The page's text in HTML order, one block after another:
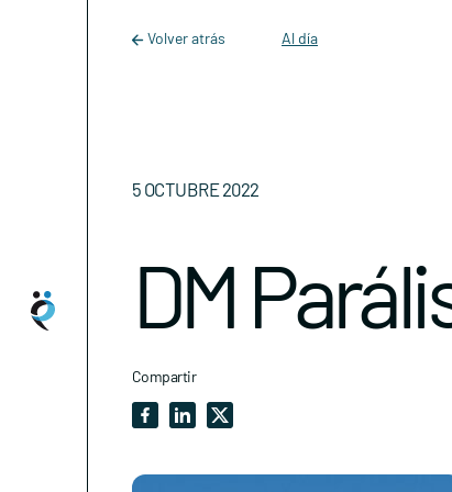
Main Navigation
Volver atrás Al día
5 OCTUBRE 2022
DM
Compartir